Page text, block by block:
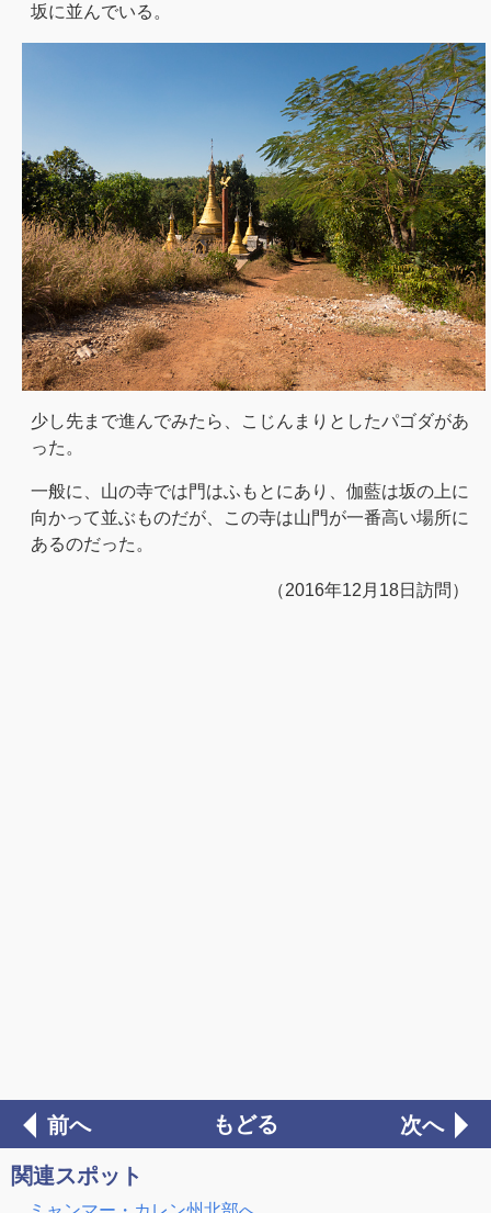
坂に並んでいる。
少し先まで進んでみたら、こじんまりとしたパゴダがあ
った。
一般に、山の寺では門はふもとにあり、伽藍は坂の上に
向かって並ぶものだが、この寺は山門が一番高い場所に
あるのだった。
（2016年12月18日訪問）
前へ もどる 次へ
関連スポット